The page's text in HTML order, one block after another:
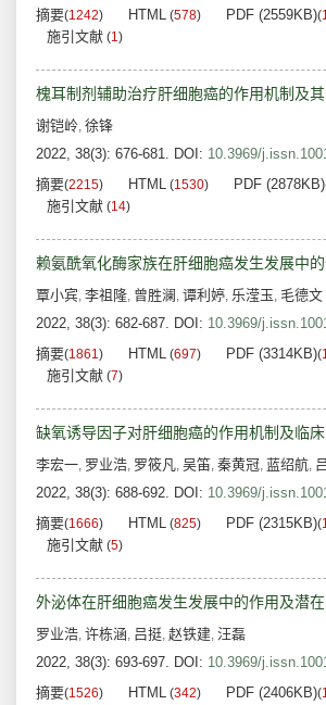
摘要(1242) HTML (578) PDF (2559KB)(
施引文献 (1)
槐耳制剂辅助治疗肝细胞癌的作用机制及
谢铠岭, 徐锋
2022, 38(3): 676-681. DOI: 10.3969/
摘要(2215) HTML (1530) PDF (2878KB)
施引文献 (14)
赖氨酰氧化酶家族在肝细胞癌发生发展中
覃小宾, 李祖隆, 曾胜澜, 谭利婷, 乐滢玉, 毛德文
2022, 38(3): 682-687. DOI: 10.3969/
摘要(1861) HTML (697) PDF (3314KB)(
施引文献 (7)
缺氧诱导因子对肝细胞癌的作用机制及临
李宏一, 罗业浩, 罗筱凡, 吴笛, 秦黄冠, 蓝绍航,
2022, 38(3): 688-692. DOI: 10.3969/
摘要(1666) HTML (825) PDF (2315KB)(
施引文献 (5)
外泌体在肝细胞癌发生发展中的作用及潜
罗业浩, 许栋涵, 吕挺, 赵铁建, 汪磊
2022, 38(3): 693-697. DOI: 10.3969/
摘要(1526) HTML (342) PDF (2406KB)(